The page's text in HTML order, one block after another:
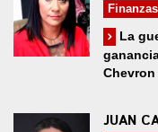
La
Chevron
JUAN